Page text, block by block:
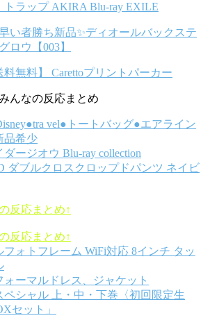
トラップ AKIRA Blu-ray EXILE
い者勝ち新品✨ディオールバックステ
ロウ【003】
料無料】 Carettoプリントパーカー
んなの反応まとめ
vel●トートバッグ●エアライン
品希少
ージオウ Blu-ray collection
ダブルクロスクロップドパンツ ネイビ
反応まとめ↑
反応まとめ↑
フォトフレーム WiFi対応 8インチ タッ
ーマルドレス、ジャケット
ペシャル 上・中・下巻〈初回限定生
セット」